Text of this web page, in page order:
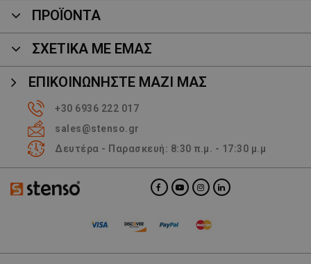
ΠΡΟΪΌΝΤΑ
ΣΧΕΤΙΚΑ ΜΕ ΕΜΑΣ
ΕΠΙΚΟΙΝΩΝΉΣΤΕ ΜΑΖΊ ΜΑΣ
+30 6936 222 017
sales@stenso.gr
Δευτέρα - Παρασκευή: 8:30 π.μ. - 17:30 μ.μ